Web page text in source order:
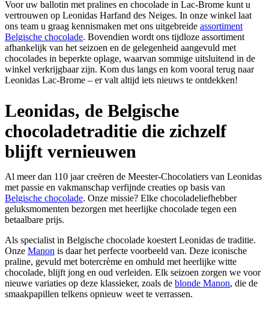
Voor uw ballotin met pralines en chocolade in Lac-Brome kunt u
vertrouwen op Leonidas Harfand des Neiges. In onze winkel laat
ons team u graag kennismaken met ons uitgebreide assortiment
Belgische chocolade. Bovendien wordt ons tijdloze assortiment
afhankelijk van het seizoen en de gelegenheid aangevuld met
chocolades in beperkte oplage, waarvan sommige uitsluitend in de
winkel verkrijgbaar zijn. Kom dus langs en kom vooral terug naar
Leonidas Lac-Brome – er valt altijd iets nieuws te ontdekken!
Leonidas, de Belgische
chocoladetraditie die zichzelf
blijft vernieuwen
Al meer dan 110 jaar creëren de Meester-Chocolatiers van Leonidas
met passie en vakmanschap verfijnde creaties op basis van
Belgische chocolade. Onze missie? Elke chocoladeliefhebber
geluksmomenten bezorgen met heerlijke chocolade tegen een
betaalbare prijs.
Als specialist in Belgische chocolade koestert Leonidas de traditie.
Onze Manon is daar het perfecte voorbeeld van. Deze iconische
praline, gevuld met botercrème en omhuld met heerlijke witte
chocolade, blijft jong en oud verleiden. Elk seizoen zorgen we voor
nieuwe variaties op deze klassieker, zoals de blonde Manon, die de
smaakpapillen telkens opnieuw weet te verrassen.